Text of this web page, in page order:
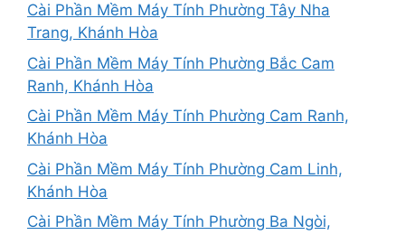
Cài Phần Mềm Máy Tính Phường Tây Nha
Trang, Khánh Hòa
Cài Phần Mềm Máy Tính Phường Bắc Cam
Ranh, Khánh Hòa
Cài Phần Mềm Máy Tính Phường Cam Ranh,
Khánh Hòa
Cài Phần Mềm Máy Tính Phường Cam Linh,
Khánh Hòa
Cài Phần Mềm Máy Tính Phường Ba Ngòi,